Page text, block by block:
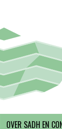
OVER SADH EN